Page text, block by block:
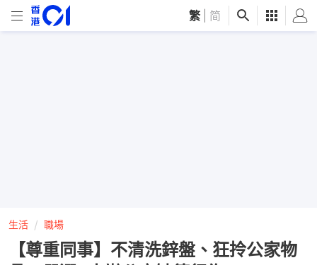
繁 简
生活 職場
【尊重同事】不清洗鋅盤、狂拎公家物